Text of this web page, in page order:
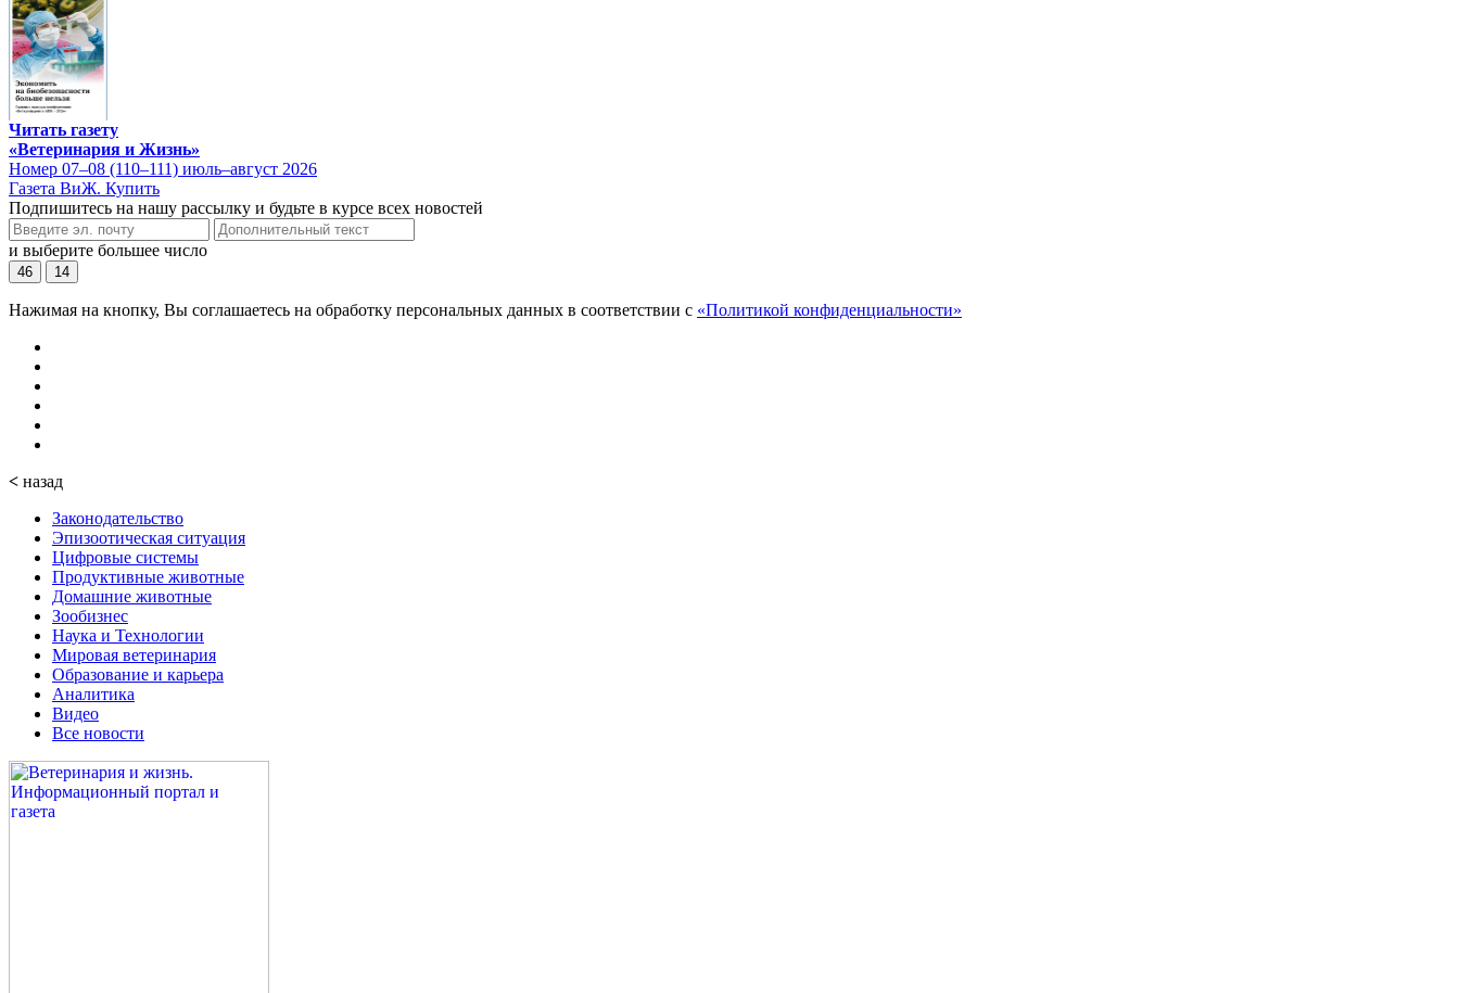
Читать газету
«Ветеринария и Жизнь»
Номер 07–08 (110–111) июль–август 2026
Газета ВиЖ. Купить
Подпишитесь на нашу рассылку и будьте в курсе всех новостей
и выберите большее число
46 14
Нажимая на кнопку, Вы соглашаетесь на обработку персональных данных в соответствии с «Политикой конфиденциальности»
< назад
Законодательство
Эпизоотическая ситуация
Цифровые системы
Продуктивные животные
Домашние животные
Зообизнес
Наука и Технологии
Мировая ветеринария
Образование и карьера
Аналитика
Видео
Все новости